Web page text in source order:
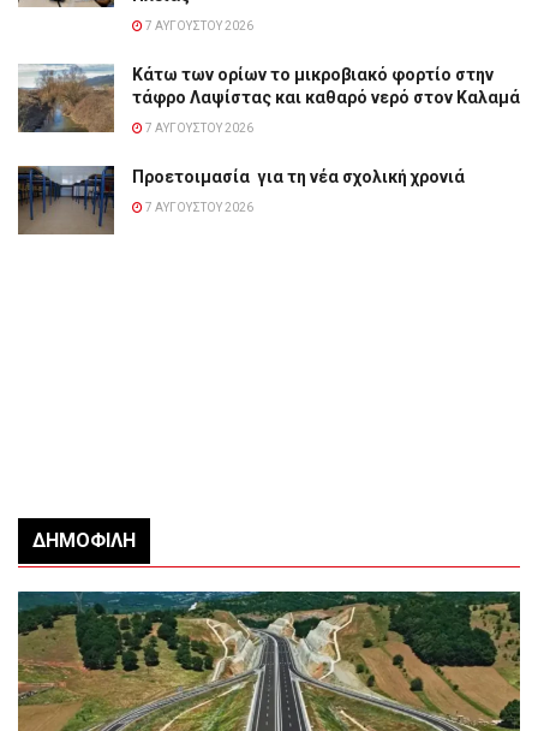
7 ΑΥΓΟΎΣΤΟΥ 2026
Κάτω των ορίων το μικροβιακό φορτίο στην
τάφρο Λαψίστας και καθαρό νερό στον Καλαμά
7 ΑΥΓΟΎΣΤΟΥ 2026
Προετοιμασία για τη νέα σχολική χρονιά
7 ΑΥΓΟΎΣΤΟΥ 2026
ΔΗΜΟΦΙΛΉ